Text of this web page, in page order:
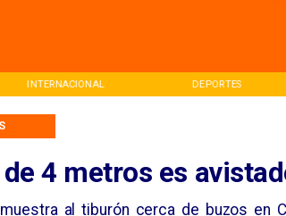
INTERNACIONAL DEPORTES
4 metros es
al tiburón cerca de buzos en